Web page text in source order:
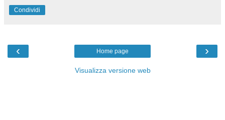
Condividi
‹ ›
Home page
Visualizza versione web